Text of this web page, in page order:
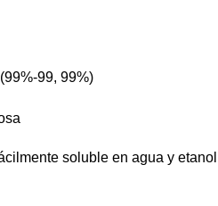
99, 99%)
soluble en agua y etanol